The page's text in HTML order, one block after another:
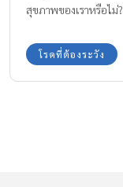
สุขภาพของเราหรือไม่?
โรคที่ต้องระวัง